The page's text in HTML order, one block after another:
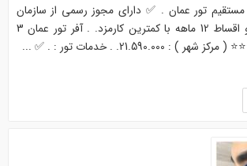
مستقیم تور عمان . ✅ دارای مجوز رسمی از سازمان
گردشگری . ✅ نقد و اقساط 12 ماهه با کمترین کارمزد. . آفر تور عمان 3